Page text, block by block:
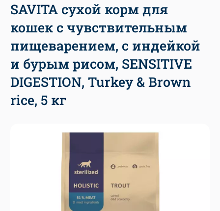
SAVITA сухой корм для
кошек с чувствительным
пищеварением, с индейкой
и бурым рисом, SENSITIVE
DIGESTION, Turkey & Brown
rice, 5 кг